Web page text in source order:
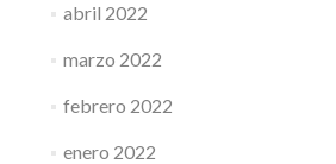
abril 2022
marzo 2022
febrero 2022
enero 2022